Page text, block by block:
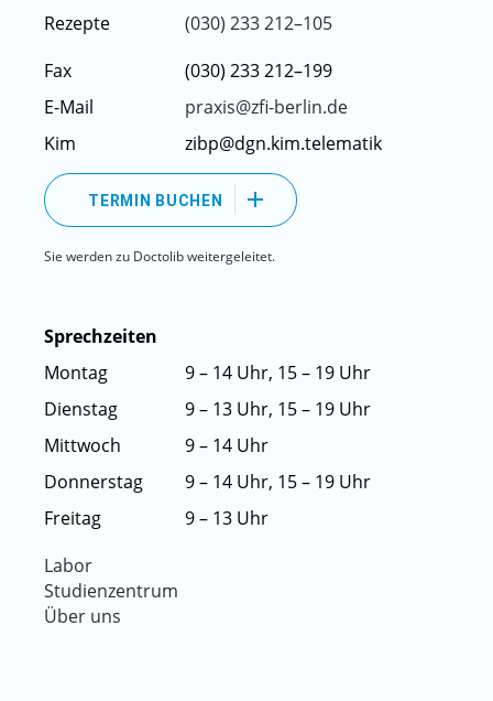
Rezepte
(030) 233 212–105
Fax
(030) 233 212–199
E-Mail
praxis@zfi-berlin.de
Kim
zibp@dgn.kim.telematik
TERMIN BUCHEN
Sie werden zu Doctolib weitergeleitet.
Sprechzeiten
Montag
9 – 14 Uhr, 15 – 19 Uhr
Dienstag
9 – 13 Uhr, 15 – 19 Uhr
Mittwoch
9 – 14 Uhr
Donnerstag
9 – 14 Uhr, 15 – 19 Uhr
Freitag
9 – 13 Uhr
Labor
Studienzentrum
Über uns